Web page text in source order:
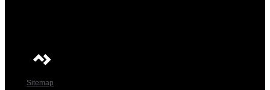
Sitemap